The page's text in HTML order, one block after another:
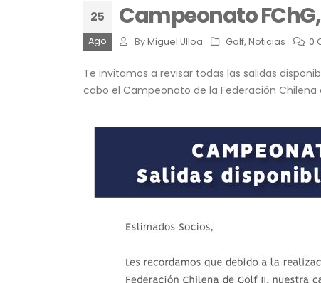
25
Ago
Campeonato
By Miguel Ulloa Golf,Noticias 0
Te invitamos a revisar todas las salidas
cabo el Campeonato de la Federación Chilena